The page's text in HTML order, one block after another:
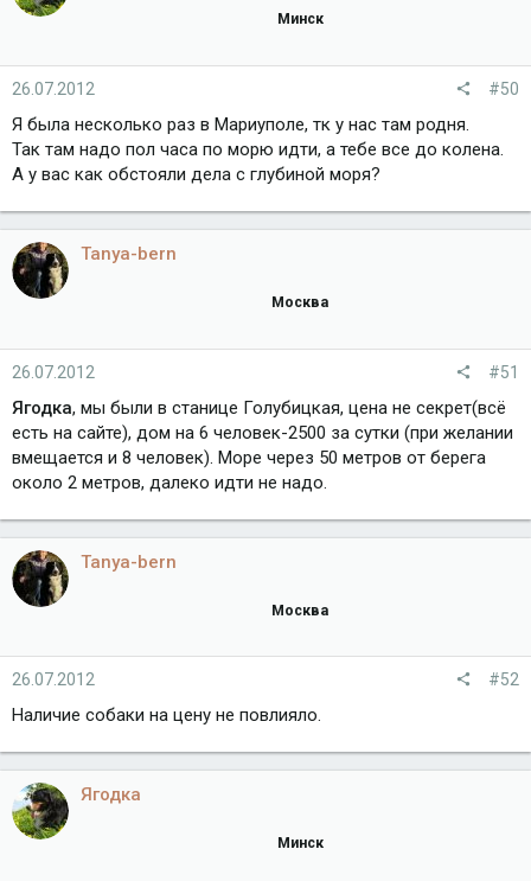
Минск
26.07.2012 #50
Я была несколько раз в Мариуполе, тк у нас там родня.
Так там надо пол часа по морю идти, а тебе все до колена.
А у вас как обстояли дела с глубиной моря?
Tanya-bern
Москва
26.07.2012 #51
Ягодка, мы были в станице Голубицкая, цена не секрет(всё
есть на сайте), дом на 6 человек-2500 за сутки (при желании
вмещается и 8 человек). Море через 50 метров от берега
около 2 метров, далеко идти не надо.
Tanya-bern
Москва
26.07.2012 #52
Наличие собаки на цену не повлияло.
Ягодка
Минск